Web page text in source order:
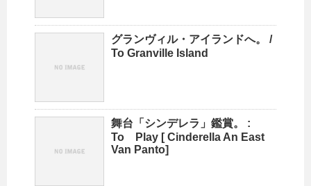
グランヴィル・アイランドへ。 /
To Granville Island
舞台「シンデレラ」鑑賞。 :
To Play [ Cinderella An East
Van Panto]